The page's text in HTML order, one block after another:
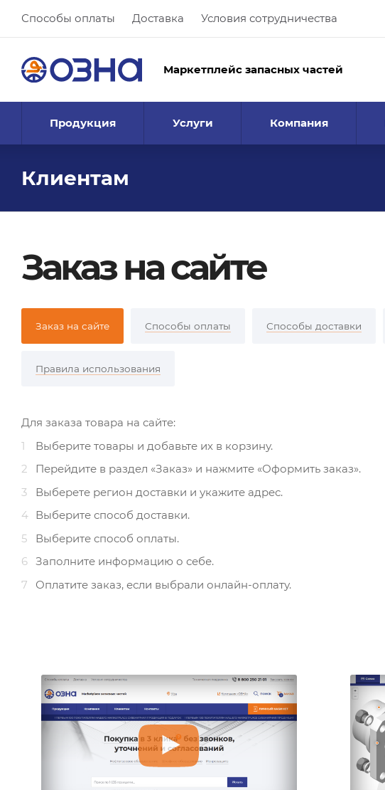
Способы оплаты Доставка Условия сотрудничества
Маркетплейс запасных частей
Продукция Услуги Компания
Клиентам
Заказ на сайте
Заказ на сайте Способы оплаты Способы доставки
Правила использования
Для заказа товара на сайте:
Выберите товары и добавьте их в корзину.
1
Перейдите в раздел «Заказ» и нажмите «Оформить заказ».
2
Выберете регион доставки и укажите адрес.
3
Выберите способ доставки.
4
Выберите способ оплаты.
5
Заполните информацию о себе.
6
Оплатите заказ, если выбрали онлайн-оплату.
7